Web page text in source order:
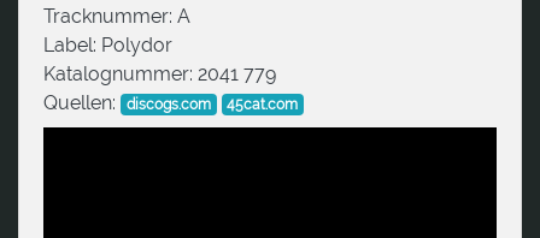
Tracknummer: A
Label: Polydor
Katalognummer: 2041 779
Quellen:
discogs.com 45cat.com